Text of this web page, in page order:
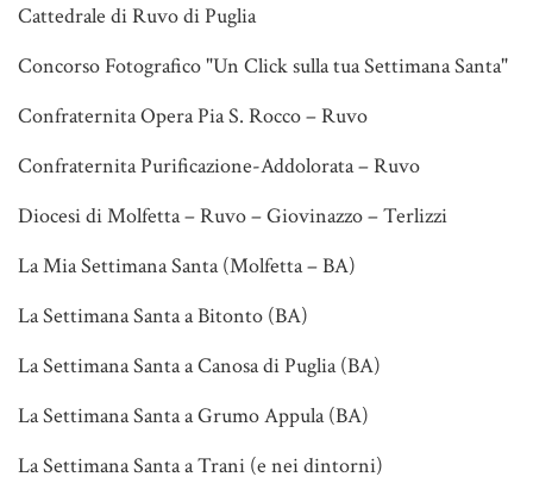
Cattedrale di Ruvo di Puglia
Concorso Fotografico "Un Click sulla tua Settimana Santa"
Confraternita Opera Pia S. Rocco – Ruvo
Confraternita Purificazione-Addolorata – Ruvo
Diocesi di Molfetta – Ruvo – Giovinazzo – Terlizzi
La Mia Settimana Santa (Molfetta – BA)
La Settimana Santa a Bitonto (BA)
La Settimana Santa a Canosa di Puglia (BA)
La Settimana Santa a Grumo Appula (BA)
La Settimana Santa a Trani (e nei dintorni)